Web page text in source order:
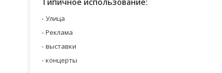
Улица
Реклама
выставки
концерты